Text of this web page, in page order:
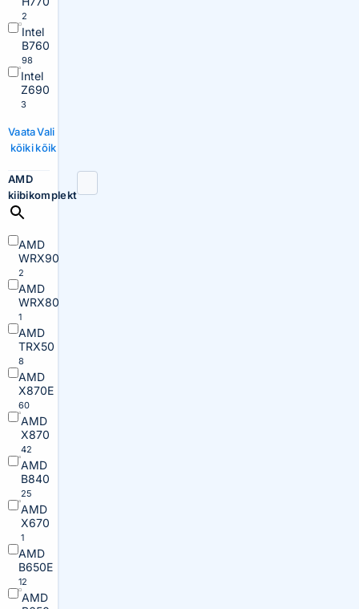
2
Intel
B760
98
Intel
Z690
3
Vaata
kõiki
Vali
kõik
AMD
kiibikomplekt
AMD
WRX90
2
AMD
WRX80
1
AMD
TRX50
8
AMD
X870E
60
AMD
X870
42
AMD
B840
25
AMD
X670
1
AMD
B650E
12
AMD